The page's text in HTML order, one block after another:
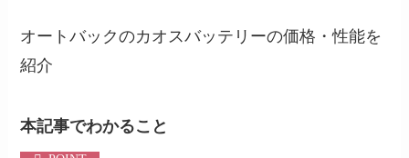
オートバックのカオスバッテリーの価格・性能を
紹介
本記事でわかること